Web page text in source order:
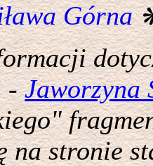
Górna
-Jaworzyna
na stronie